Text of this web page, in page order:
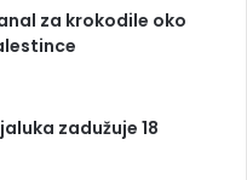
za krokodile oko
zadužuje 18